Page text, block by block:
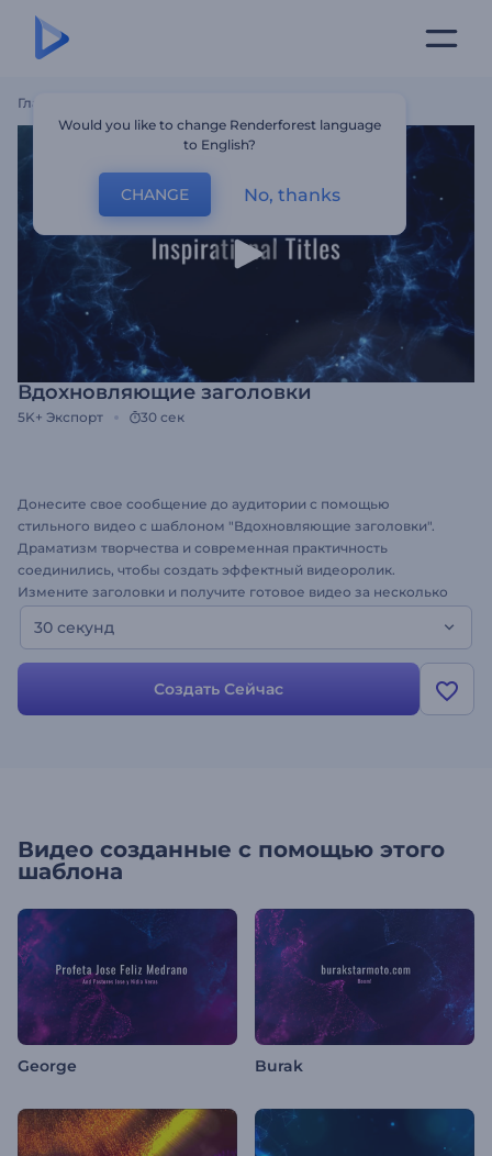
Главная
Вдохновляющие заголовки
5K+ Экспорт 30 сек
Донесите свое сообщение до аудитории с помощью
стильного видео с шаблоном "Вдохновляющие заголовки".
Драматизм творчества и современная практичность
соединились, чтобы создать эффектный видеоролик.
Измените заголовки и получите готовое видео за несколько
минут. Шаблон отлично подходит для создания кинопроектов,
трейлеров, вдохновляющих видео, промороликов, интро для
вдохновляющими идеями, создав видео с помощью шаблона!
30 секунд
Создать Сейчас
Видео созданные с помощью этого
шаблона
George Burak
Would you like to change Renderforest language
to English?
CHANGE No, thanks